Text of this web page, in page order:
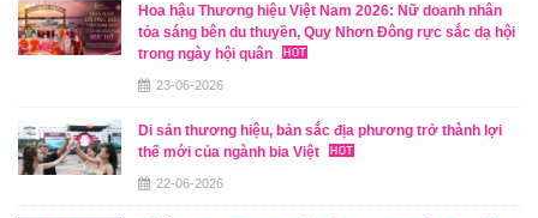
Hoa hậu Thương hiệu Việt Nam 2026: Nữ doanh nhân
tỏa sáng bên du thuyền, Quy Nhơn Đông rực sắc dạ hội
trong ngày hội quân
23-06-2026
Di sản thương hiệu, bản sắc địa phương trở thành lợi
thế mới của ngành bia Việt
22-06-2026